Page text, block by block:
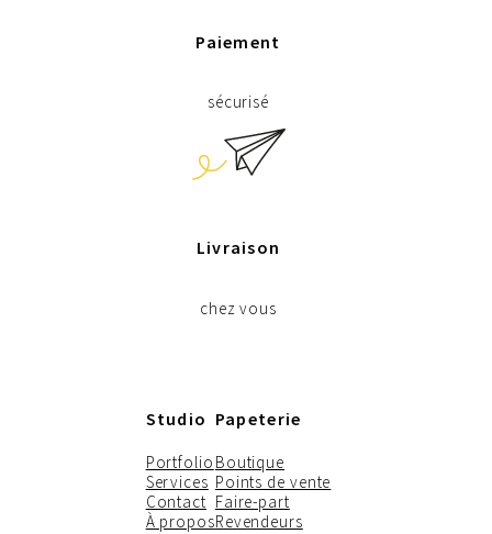
Paiement
sécurisé
Livraison
chez vous
Studio
Portfolio
Services
Contact
À propos
Papeterie
Boutique
Points de vente
Faire-part
Revendeurs